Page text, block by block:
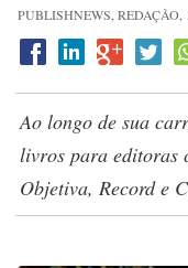
PUBLISHNEWS, REDAÇÃO,
Ao longo de sua
livros para editoras
Objetiva, Record e